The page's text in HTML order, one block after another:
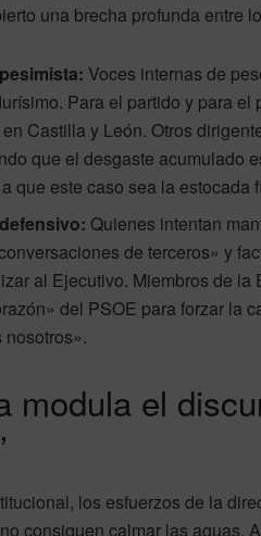
una brecha profunda entre
Voces internas de
Para el partido y para
Castilla y León. Otros
que el desgaste acumulado
que este caso sea la estocada
Quienes intentan
de terceros» y
al Ejecutivo. Miembros de
del PSOE para forzar la
nosotros».
modula el
los esfuerzos de la
consiguen calmar las aguas.